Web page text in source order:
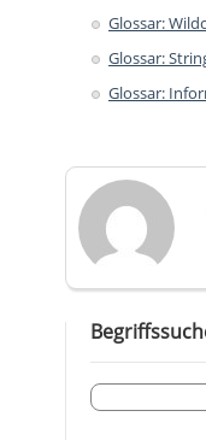
Glossar:
Glossar:
Glossar: